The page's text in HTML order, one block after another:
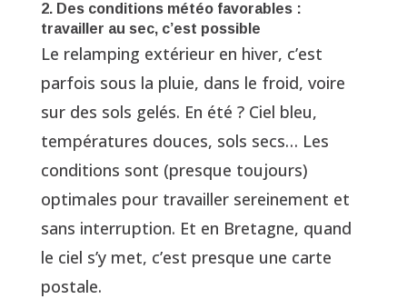
2. Des conditions météo favorables :
travailler au sec, c’est possible
Le relamping extérieur en hiver, c’est
parfois sous la pluie, dans le froid, voire
sur des sols gelés. En été ? Ciel bleu,
températures douces, sols secs… Les
conditions sont (presque toujours)
optimales pour travailler sereinement et
sans interruption. Et en Bretagne, quand
le ciel s’y met, c’est presque une carte
postale.